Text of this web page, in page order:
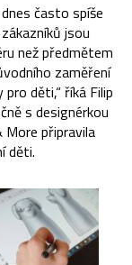
často spíše
jsou
než předmětem
zaměření
děti,“ říká Filip
s designérkou
připravila
děti.